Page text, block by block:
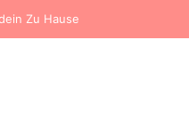
Zu Hause